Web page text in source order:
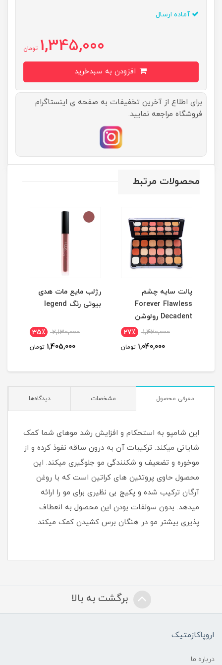
آماده ارسال
1,345,000 تومان
برای اطلاع از آخرین تخفیفات به صفحه ی اینستاگرام
فروشگاه مراجعه نمایید.
محصولات مرتبط
پالت سایه چشم
Forever Flawless
Decadent رولوشن
1,420,000 27٪
1,040,000 تومان
رژلب مایع مات هدی
بیوتی رنگ legend
2,130,000 35٪
1,405,000 تومان
معرفی محصول مشخصات دیدگاه‌ها
این شامپو به استحکام و افزایش رشد موهای شما کمک
شایانی میکند. ترکیبات آن به درون ساقه نفوذ کرده و از
موخوره و تضعیف و شکنندگی مو جلوگیری میکند. این
محصول حاوی پروتئین های کراتین است که با روغن
آرگان ترکیب شده و پکیج بی نظیری برای مو را ارائه
میدهد. بدون سولفات بودن این محصول به انعطاف
پذیری بیشتر مو در هنگان برس کشیدن کمک میکند.
برگشت به بالا
اروپاکازمتیک
درباره ما